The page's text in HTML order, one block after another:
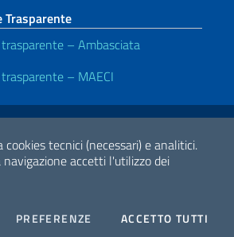
tecnici (necessari) e analitici.
navigazione accetti l'utilizzo dei
PREFERENZE COOKIESACCETTO TUTTI
– Ambasciata
– MAECI